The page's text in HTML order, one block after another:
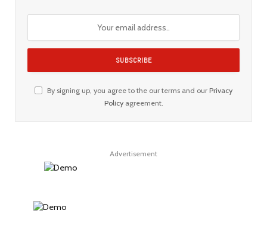
By signing up, you agree to the our terms and our Privacy
Policyagreement.
Advertisement